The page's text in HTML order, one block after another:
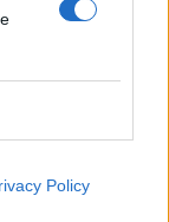
Policy